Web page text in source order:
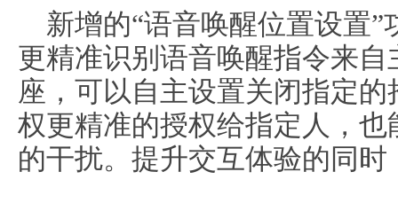
新增的“语音唤醒位置设置
更精准识别语音唤醒指令来
座，可以自主设置关闭指定
权更精准的授权给指定人，
的干扰。提升交互体验的同